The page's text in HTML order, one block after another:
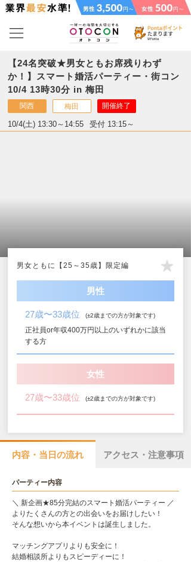
【24名突破★男女ともお席残りわず
か！】スマート婚活パーティー・街コン
10/4 13時30分 in 梅田
関西 梅田 開催終了
10/4(土) 13:30～14:55 受付 13:15～
男女ともに【25～35歳】限定編
男性
27歳〜33歳位 (±2歳までの方が対象です)
正社員or年収400万円以上のいずれかに該当
する方
女性
27歳〜33歳位 (±2歳までの方が対象です)
内容・当日の流れ アクセス・注意事項
パーティー内容
＼ 新企画★85分完結のスマート婚活パーティー ／
よりたくさんの方との出会いをお届けしたい！
そんな想いから本イベントは誕生しました。
マッチングアプリよりも安全に！
結婚相談所よりもスピーディーに！